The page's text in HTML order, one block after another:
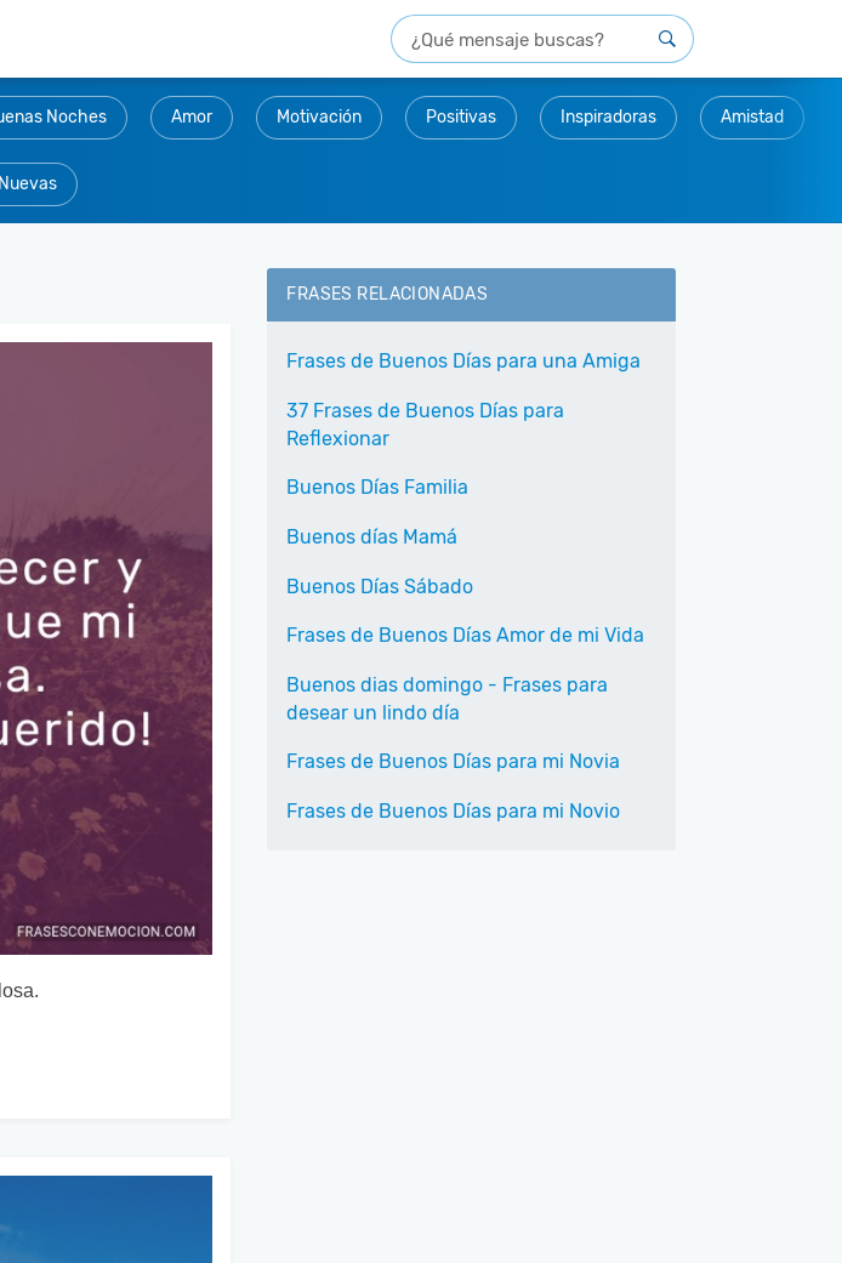
Noches Amor Motivación Positivas Inspiradoras Amistad
Nuevas
FRASES RELACIONADAS
Frases de Buenos Días para una Amiga
37 Frases de Buenos Días para
Reflexionar
Buenos Días Familia
Buenos días Mamá
Buenos Días Sábado
Frases de Buenos Días Amor de mi Vida
Buenos dias domingo - Frases para
desear un lindo día
Frases de Buenos Días para mi Novia
Frases de Buenos Días para mi Novio